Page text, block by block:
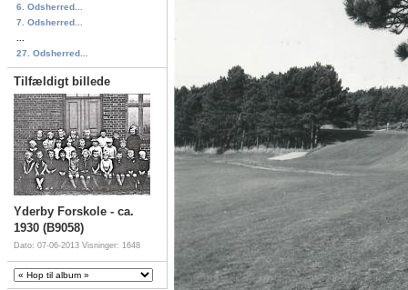
6. Odsherred...
7. Odsherred...
27. Odsherred...
Tilfældigt billede
Yderby Forskole - ca.
1930 (B9058)
Dato: 07-06-2013 Visninger: 1648